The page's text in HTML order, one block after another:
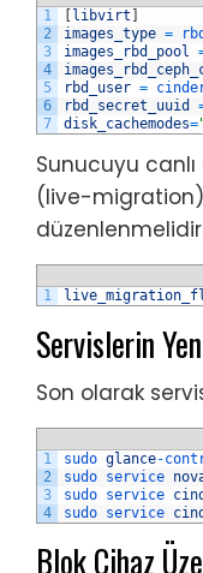
1
2
3
4
5
6
7
libvirt
images_type =
rbd
images_rbd_pool
rbd_user =
rbd_secret_uuid
disk_cachemodes=
Sunucuyu
(live-migration)
1
Servislerin
Son olarak
1
2
3
4
sudo glance-
sudo service
sudo service
sudo service
Blok Cihaz